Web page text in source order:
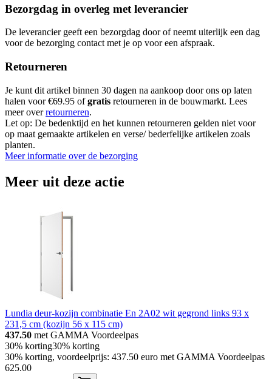
Bezorgdag in overleg met leverancier
De leverancier geeft een bezorgdag door of neemt uiterlijk een dag
voor de bezorging contact met je op voor een afspraak.
Retourneren
Je kunt dit artikel binnen 30 dagen na aankoop door ons op laten
halen voor €69.95 ofgratis retourneren in de bouwmarkt. Lees
meer overretourneren.
Let op: De bedenktijd en het kunnen retourneren gelden niet voor
op maat gemaakte artikelen en verse/ bederfelijke artikelen zoals
planten.
Meer informatie over de bezorging
Meer uit deze actie
Lundia deur-kozijn combinatie En 2A02 wit gegrond links 93 x
231,5 cm (kozijn 56 x 115 cm)
437.50 met GAMMA Voordeelpas
30% korting30% korting
30% korting, voordeelprijs: 437.50 euro met GAMMA Voordeelpas
625.00